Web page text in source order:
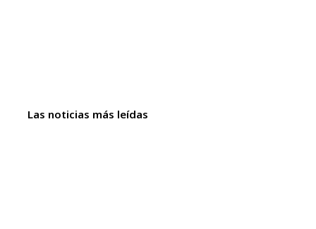
Las noticias más leídas